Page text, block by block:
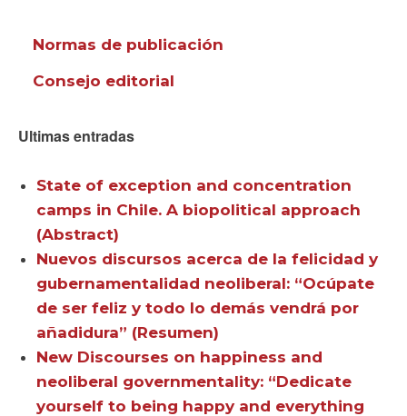
Normas de publicación
Consejo editorial
Ultimas entradas
State of exception and concentration
camps in Chile. A biopolitical approach
(Abstract)
Nuevos discursos acerca de la felicidad y
gubernamentalidad neoliberal: “Ocúpate
de ser feliz y todo lo demás vendrá por
añadidura” (Resumen)
New Discourses on happiness and
neoliberal governmentality: “Dedicate
yourself to being happy and everything